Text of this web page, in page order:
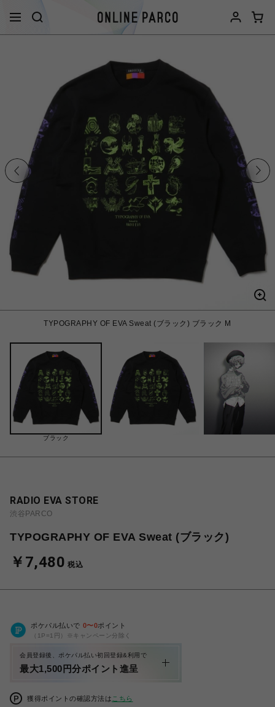
TYPOGRAPHY OF EVA Sweat (ブラック) ブラック M
ブラック
RADIO EVA STORE
渋谷PARCO
TYPOGRAPHY OF EVA Sweat (ブラック)
￥7,480 税込
ポケパル払いで 0〜0ポイント
（1P=1円）※キャンペーン分除く
会員登録後、ポケパル払い初回登録&利用で
最大1,500円分ポイント進呈
獲得ポイントの確認方法は こちら